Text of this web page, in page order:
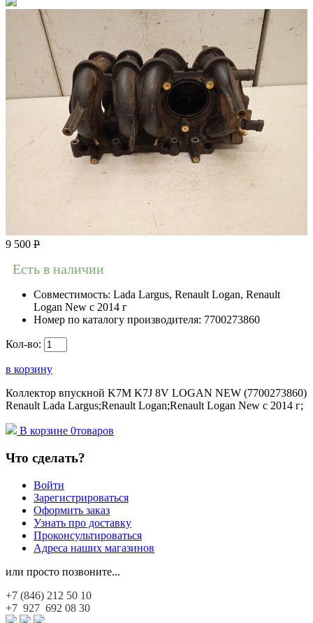
9 500 Р
Есть в наличии
Совместимость: Lada Largus, Renault Logan, Renault
Logan New с 2014 г
Номер по каталогу производителя: 7700273860
Кол-во:
в корзину
Коллектор впускной K7M K7J 8V LOGAN NEW (7700273860)
Renault Lada Largus;Renault Logan;Renault Logan New с 2014 г;
В корзине 0товаров
Что сделать?
Войти
Зарегистрироваться
Оформить заказ
Узнать про доставку
Проконсультироваться
Адреса наших магазинов
или просто позвоните...
+7 (846) 212 50 10
+7 927 692 08 30